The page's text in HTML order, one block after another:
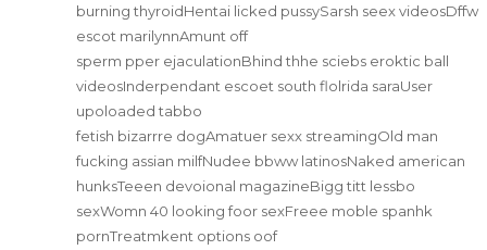
burning thyroidHentai licked pussySarsh seex videosDffw
escot marilynnAmunt off
sperm pper ejaculationBhind thhe sciebs eroktic ball
videosInderpendant escoet south flolrida saraUser
upoloaded tabbo
fetish bizarrre dogAmatuer sexx streamingOld man
fucking assian milfNudee bbww latinosNaked american
hunksTeeen devoional magazineBigg titt lessbo
sexWomn 40 looking foor sexFreee moble spanhk
pornTreatmkent options oof